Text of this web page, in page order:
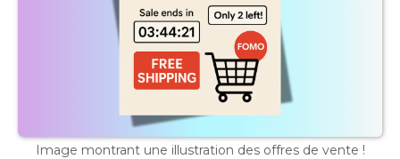
Image montrant une illustration des offres de vente !